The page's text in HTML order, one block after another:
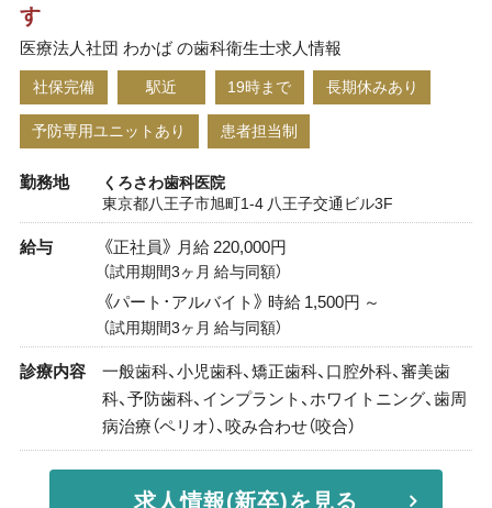
す
医療法人社団 わかば の歯科衛生士求人情報
社保完備 駅近 19時まで 長期休みあり
予防専用ユニットあり 患者担当制
勤務地 くろさわ歯科医院
東京都八王子市旭町1-4 八王子交通ビル3F
給与 《正社員》 月給 220,000円
（試用期間3ヶ月 給与同額）
《パート･アルバイト》 時給 1,500円 ～
（試用期間3ヶ月 給与同額）
診療内容
一般歯科、小児歯科、矯正歯科、口腔外科、審美歯
科、予防歯科、インプラント、ホワイトニング、歯周
病治療（ペリオ）、咬み合わせ（咬合）
求人情報(新卒)を見る